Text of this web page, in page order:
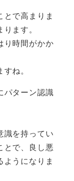
とで高まりま
ます。
り時間がかか
ね。
パターン認識
識を持ってい
とで、良し悪
ようになりま